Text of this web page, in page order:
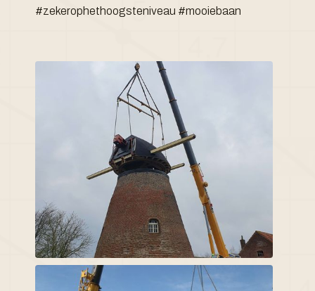
#zekerophethoogsteniveau #mooiebaan